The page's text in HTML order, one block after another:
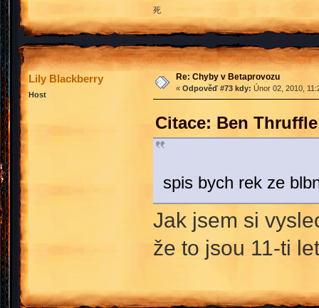
死
Lily Blackberry
Host
Re: Chyby v Betaprovozu
« Odpověď #73 kdy: Únor 02, 2010,
Citace: Ben
spis bych rek ze
Jak jsem si
že to jsou 11-ti